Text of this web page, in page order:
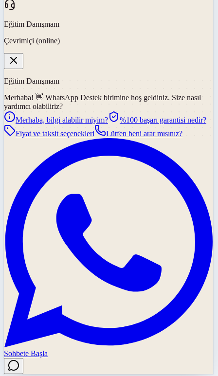
Eğitim Danışmanı
Çevrimiçi (online)
Eğitim Danışmanı
Merhaba! 👋 WhatsApp Destek birimine hoş geldiniz. Size nasıl
yardımcı olabiliriz?
Merhaba, bilgi alabilir miyim?
%100 başarı garantisi nedir?
Fiyat ve taksit seçenekleri
Lütfen beni arar mısınız?
Sohbete Başla